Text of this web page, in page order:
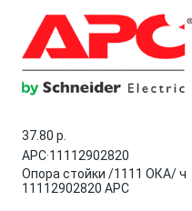
37.80 p.
APC·11112902820
Опора стойки /1111 ОКА/ ч
11112902820 APC